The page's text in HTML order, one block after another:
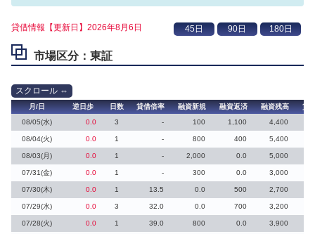
貸借情報【更新日】2026年8月6日
市場区分：東証
月/日 逆日歩 日数 貸借倍率 融資新規 融資返済 融資残高
貸
08/05(水)
0.0 3 - 100 1,100 4,400
08/04(火) 0.0 1 - 800 400 5,400
08/03(月) 0.0 1 - 2,000 0.0 5,000
07/31(金) 0.0 1 - 300 0.0 3,000
07/30(木) 0.0 1 13.5 0.0 500 2,700
07/29(水) 0.0 3 32.0 0.0 700 3,200
07/28(火) 0.0 1 39.0 800 0.0 3,900